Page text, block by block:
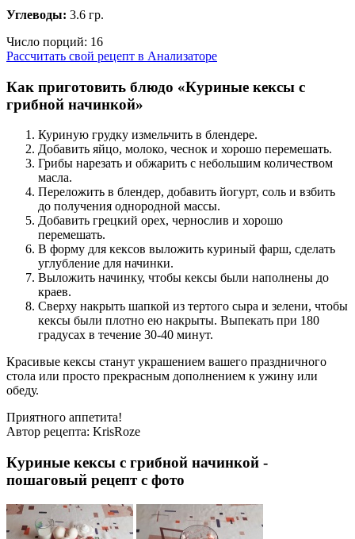
Углеводы: 3.6 гр.
Число порций: 16
Рассчитать свой рецепт в Анализаторе
Как приготовить блюдо «Куриные кексы с
грибной начинкой»
Куриную грудку измельчить в блендере.
Добавить яйцо, молоко, чеснок и хорошо перемешать.
Грибы нарезать и обжарить с небольшим количеством
масла.
Переложить в блендер, добавить йогурт, соль и взбить
до получения однородной массы.
Добавить грецкий орех, чернослив и хорошо
перемешать.
В форму для кексов выложить куриный фарш, сделать
углубление для начинки.
Выложить начинку, чтобы кексы были наполнены до
краев.
Сверху накрыть шапкой из тертого сыра и зелени, чтобы
кексы были плотно ею накрыты. Выпекать при 180
градусах в течение 30-40 минут.
Красивые кексы станут украшением вашего праздничного
стола или просто прекрасным дополнением к ужину или
обеду.
Приятного аппетита!
Автор рецепта: KrisRoze
Куриные кексы с грибной начинкой -
пошаговый рецепт с фото